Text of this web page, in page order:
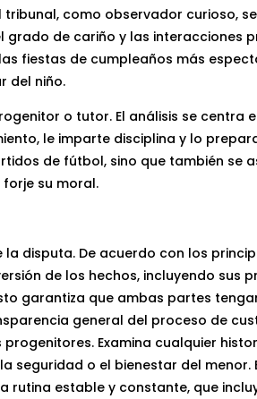
como observador curioso,
de cariño y las interacciones
fiestas de cumpleaños más
del niño.
o tutor. El análisis se centra
le imparte disciplina y lo
de fútbol, ​​sino que también se
su moral.
disputa. De acuerdo con los
de los hechos, incluyendo sus
garantiza que ambas partes
general del proceso de
Examina cualquier
o el bienestar del menor.
estable y constante, que